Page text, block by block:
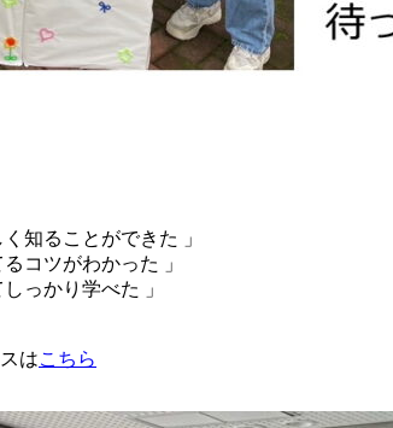
知ることができた 」
コツがわかった 」
っかり学べた 」
はこちら